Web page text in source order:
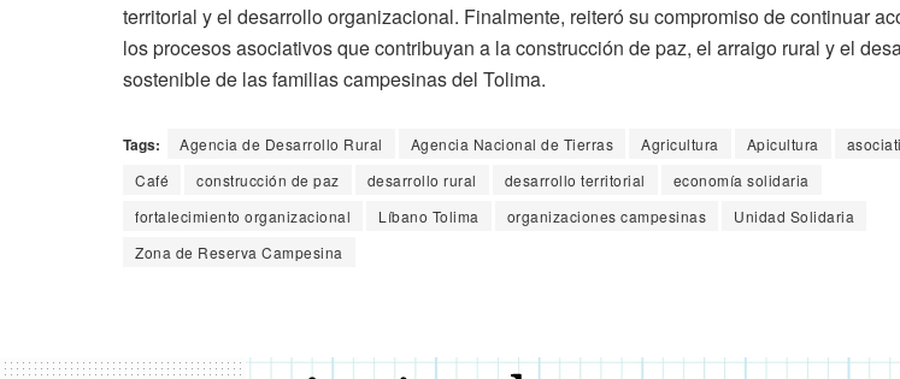
territorial y el desarrollo organizacional. Finalmente, reiteró su compromiso de continuar
los procesos asociativos que contribuyan a la construcción de paz, el arraigo rural y el
sostenible de las familias campesinas del Tolima.
Tags: Agencia de Desarrollo Rural Agencia Nacional de Tierras Agricultura Apicultura
Café
construcción de paz desarrollo rural desarrollo territorial
economía solidaria
fortalecimiento organizacional
Líbano Tolima organizaciones campesinas
Unidad Solidaria
Zona de Reserva Campesina